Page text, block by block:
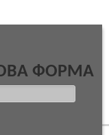
ФОРМА